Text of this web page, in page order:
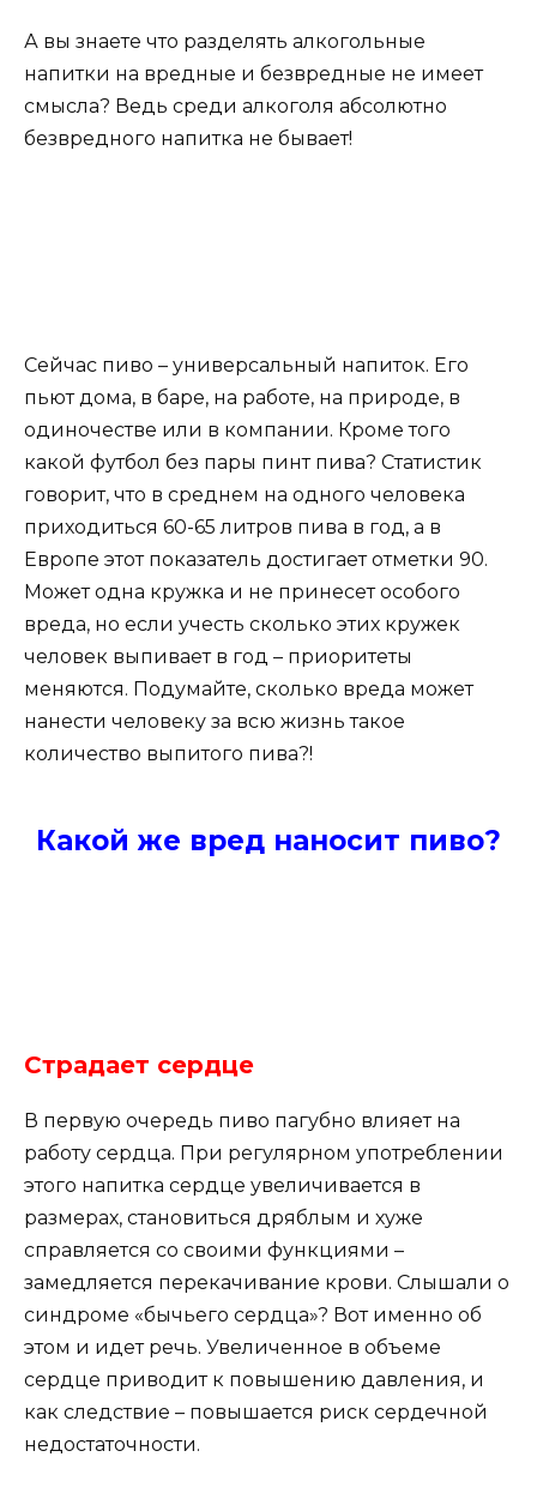
А вы знаете что разделять алкогольные
напитки на вредные и безвредные не имеет
смысла? Ведь среди алкоголя абсолютно
безвредного напитка не бывает!
Сейчас пиво – универсальный напиток. Его
пьют дома, в баре, на работе, на природе, в
одиночестве или в компании. Кроме того
какой футбол без пары пинт пива? Статистик
говорит, что в среднем на одного человека
приходиться 60-65 литров пива в год, а в
Европе этот показатель достигает отметки 90.
Может одна кружка и не принесет особого
вреда, но если учесть сколько этих кружек
человек выпивает в год – приоритеты
меняются. Подумайте, сколько вреда может
нанести человеку за всю жизнь такое
количество выпитого пива?!
Какой же вред наносит пиво?
Страдает сердце
В первую очередь пиво пагубно влияет на
работу сердца. При регулярном употреблении
этого напитка сердце увеличивается в
размерах, становиться дряблым и хуже
справляется со своими функциями –
замедляется перекачивание крови. Слышали о
синдроме «бычьего сердца»? Вот именно об
этом и идет речь. Увеличенное в объеме
сердце приводит к повышению давления, и
как следствие – повышается риск сердечной
недостаточности.